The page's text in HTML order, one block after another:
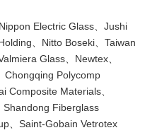
Electric Glass、Jushi
、Nitto Boseki、Taiwan
Glass、Newtex、
Chongqing Polycomp
Composite Materials、
Shandong Fiberglass
、Saint-Gobain Vetrotex